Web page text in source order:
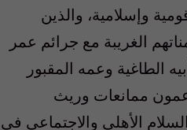
وإسلامية، والذين
الغريبة مع جرائم عمر
الطاغية وعمه المقبور
ممانعات وريث
الأهلي والاجتماعي في